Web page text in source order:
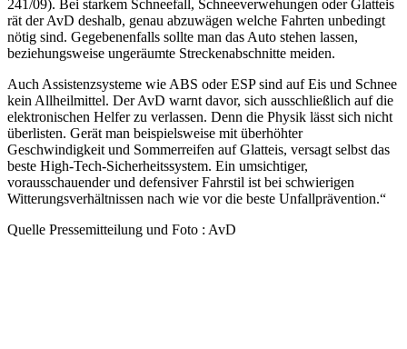
241/09). Bei starkem Schneefall, Schneeverwehungen oder Glatteis
rät der AvD deshalb, genau abzuwägen welche Fahrten unbedingt
nötig sind. Gegebenenfalls sollte man das Auto stehen lassen,
beziehungsweise ungeräumte Streckenabschnitte meiden.
Auch Assistenzsysteme wie ABS oder ESP sind auf Eis und Schnee
kein Allheilmittel. Der AvD warnt davor, sich ausschließlich auf die
elektronischen Helfer zu verlassen. Denn die Physik lässt sich nicht
überlisten. Gerät man beispielsweise mit überhöhter
Geschwindigkeit und Sommerreifen auf Glatteis, versagt selbst das
beste High-Tech-Sicherheitssystem. Ein umsichtiger,
vorausschauender und defensiver Fahrstil ist bei schwierigen
Witterungsverhältnissen nach wie vor die beste Unfallprävention.“
Quelle Pressemitteilung und Foto : AvD